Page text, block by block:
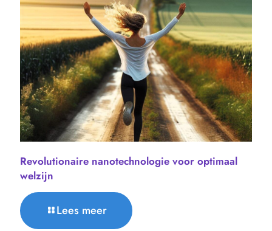
Revolutionaire nanotechnologie voor optimaal
welzijn
Lees meer